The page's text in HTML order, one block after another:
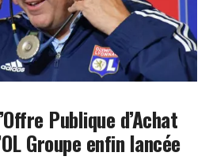
Publique d’Achat
Groupe enfin lancée